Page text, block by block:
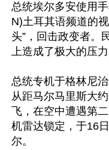
总统埃尔多安使用
N)土耳其语频道的
头”，回击政变者。
上造成了极大的压力
总统专机于格林尼
从距马尔马里斯大
飞，在空中遭遇第
机雷达锁定，于16
尔。